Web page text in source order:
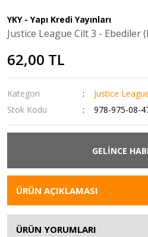
YKY - Yapı Kredi Yayınları
Justice League Cilt 3 - Ebediler
62,00 TL
Kategori Justice
Stok Kodu
978-975-08-
GELİNCE
ÜRÜN AÇIKLAMASI
ÜRÜN YORUMLARI